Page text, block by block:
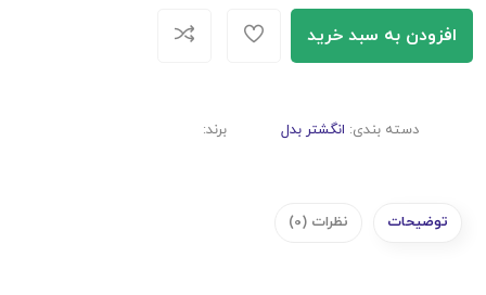
افزودن به سبد خرید
دسته بندی: انگشتر بدل برند:
توضیحات نظرات (0)